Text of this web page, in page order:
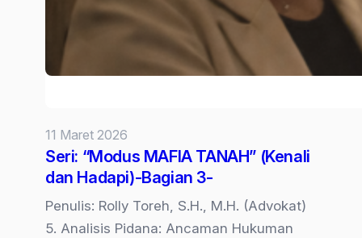
11 Maret 2026
Seri: “Modus MAFIA TANAH” (Kenali
dan Hadapi)-Bagian 3-
Penulis: Rolly Toreh, S.H., M.H. (Advokat)
5. Analisis Pidana: Ancaman Hukuman